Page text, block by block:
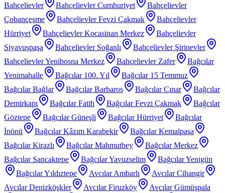
Bahçelievler
Bahçelievler Cumhuriyet
Bahçelievler
Çobançeşme
Bahçelievler Fevzi Çakmak
Bahçelievler
Hürriyet
Bahçelievler Kocasinan Merkez
Bahçelievler
Siyavuşpaşa
Bahçelievler Soğanlı
Bahçelievler Şirinevler
Bahçelievler Yenibosna Merkez
Bahçelievler Zafer
Bağcılar
Yenimahalle
Bağcılar 100. Yıl
Bağcılar 15 Temmuz
Bağcılar Bağlar
Bağcılar Barbaros Bağcılar Çınar
Bağcılar
Demirkapı
Bağcılar Fatih Bağcılar Fevzi Çakmak
Bağcılar
Göztepe
Bağcılar Güneşli Bağcılar Hürriyet
Bağcılar
İnönü
Bağcılar Kâzım Karabekir
Bağcılar Kemalpaşa
Bağcılar Kirazlı
Bağcılar Mahmutbey
Bağcılar Merkez
Bağcılar Sancaktepe
Bağcılar Yavuzselim
Bağcılar Yenigün
Bağcılar Yıldıztepe
Avcılar Ambarlı
Avcılar Cihangir
Avcılar Denizköşkler
Avcılar Firuzköy Avcılar Gümüşpala